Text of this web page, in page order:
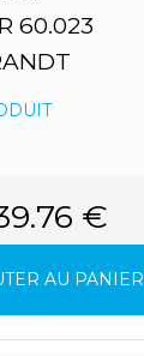
60.023
€
AU PANIER